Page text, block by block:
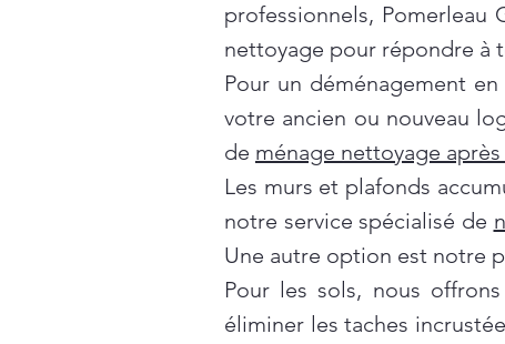
professionnels, Pomerleau
nettoyage pour répondre à
Pour un déménagement
votre ancien ou nouveau
de ménage nettoyage
Les murs et plafonds
notre service spécialisé de
Une autre option est notre
Pour les sols, nous
éliminer les taches